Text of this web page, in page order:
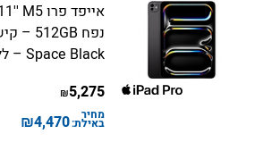
Space Black – ללא מטען
5,275
₪
מחיר
באילת:4,470
₪